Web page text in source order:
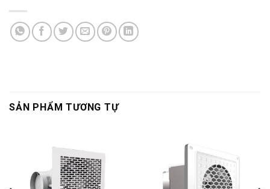
SẢN PHẨM TƯƠNG TỰ